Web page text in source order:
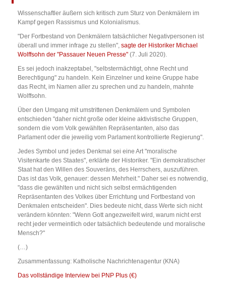
Wissenschaftler äußern sich kritisch zum Sturz von Denkmälern im
Kampf gegen Rassismus und Kolonialismus.
"Der Fortbestand von Denkmälern tatsächlicher Negativpersonen ist
überall und immer infrage zu stellen", sagte der Historiker Michael
Wolffsohn der "Passauer Neuen Presse" (7. Juli 2020).
Es sei jedoch inakzeptabel, "selbstermächtigt, ohne Recht und
Berechtigung" zu handeln. Kein Einzelner und keine Gruppe habe
das Recht, im Namen aller zu sprechen und zu handeln, mahnte
Wolffsohn.
Über den Umgang mit umstrittenen Denkmälern und Symbolen
entschieden "daher nicht große oder kleine aktivistische Gruppen,
sondern die vom Volk gewählten Repräsentanten, also das
Parlament oder die jeweilig vom Parlament kontrollierte Regierung".
Jedes Symbol und jedes Denkmal sei eine Art "moralische
Visitenkarte des Staates", erklärte der Historiker. "Ein demokratischer
Staat hat den Willen des Souveräns, des Herrschers, auszuführen.
Das ist das Volk, genauer: dessen Mehrheit." Daher sei es notwendig,
"dass die gewählten und nicht sich selbst ermächtigenden
Repräsentanten des Volkes über Errichtung und Fortbestand von
Denkmalen entscheiden". Dies bedeute nicht, dass Werte sich nicht
verändern könnten: "Wenn Gott angezweifelt wird, warum nicht erst
recht jeder vermeintlich oder tatsächlich bedeutende und moralische
Mensch?"
(…)
Zusammenfassung: Katholische Nachrichtenagentur (KNA)
Das vollständige Interview bei PNP Plus (€)